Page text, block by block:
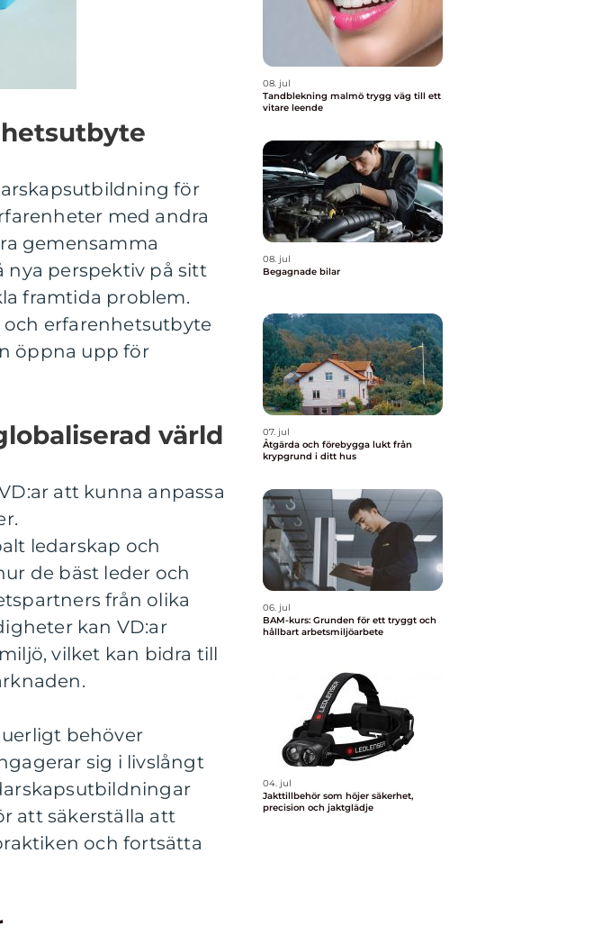
för
med andra
gemensamma
nya perspektiv på sitt
framtida problem.
erfarenhetsutbyte
öppna upp för
värld
att kunna anpassa
ledarskap och
de bäst leder och
från olika
kan VD:ar
vilket kan bidra till
behöver
sig i livslångt
att säkerställa att
och fortsätta
08. jul
Tandblekning malmö trygg väg till ett
vitare leende
08. jul
Begagnade bilar
07. jul
Åtgärda och förebygga lukt från
krypgrund i ditt hus
06. jul
BAM-kurs: Grunden för ett tryggt och
hållbart arbetsmiljöarbete
04. jul
Jakttillbehör som höjer säkerhet,
precision och jaktglädje